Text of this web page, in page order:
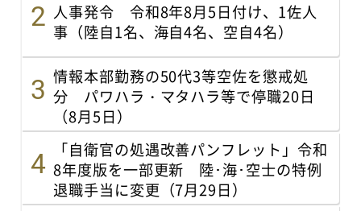
人事発令 令和8年8月5日付け、1佐人
事（陸自1名、海自4名、空自4名）
情報本部勤務の50代3等空佐を懲戒処
分 パワハラ・マタハラ等で停職20日
（8月5日）
「自衛官の処遇改善パンフレット」令和
8年度版を一部更新 陸･海･空士の特例
退職手当に変更（7月29日）